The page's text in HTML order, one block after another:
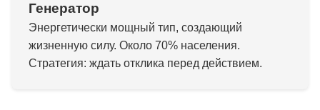
Генератор
Энергетически мощный тип, создающий
жизненную силу. Около 70% населения.
Стратегия: ждать отклика перед действием.